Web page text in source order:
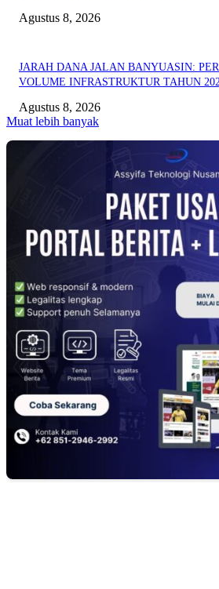
Agustus 8, 2026
JARAH DANA JALAN BANYUASIN:
VOLUME INFRASTRUKTUR TAHUN
Agustus 8, 2026
Muat lebih banyak